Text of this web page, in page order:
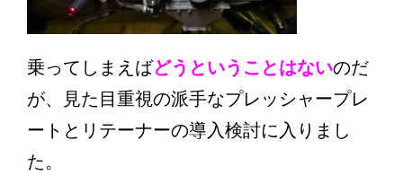
乗ってしまえばどうということはないのだ
が、見た目重視の派手なプレッシャープレ
ートとリテーナーの導入検討に入りまし
た。